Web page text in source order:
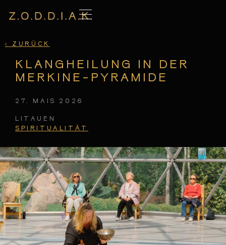
‹ ZURÜCK
KLANGHEILUNG IN DER
MERKINE-PYRAMIDE
27. MAIS 2026
LITAUEN
SPIRITUALITÄT